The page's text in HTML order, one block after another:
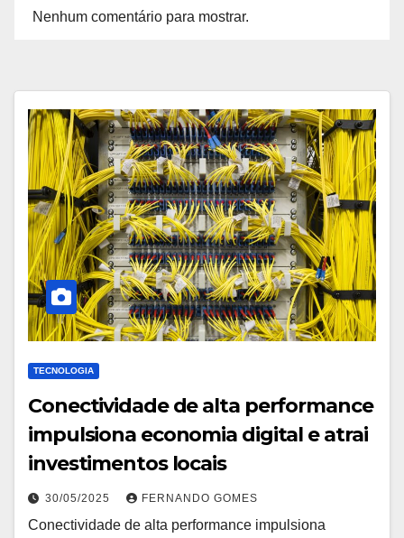
Nenhum comentário para mostrar.
TECNOLOGIA
Conectividade de alta performance
impulsiona economia digital e atrai
investimentos locais
30/05/2025 FERNANDO GOMES
Conectividade de alta performance impulsiona